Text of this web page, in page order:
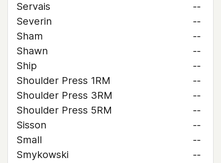
Servais
--
Severin
--
Sham
--
Shawn
--
Ship
--
Shoulder Press 1RM
--
Shoulder Press 3RM
--
Shoulder Press 5RM
--
Sisson
--
Small
--
Smykowski
--